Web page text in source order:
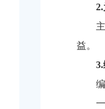
益。
3.